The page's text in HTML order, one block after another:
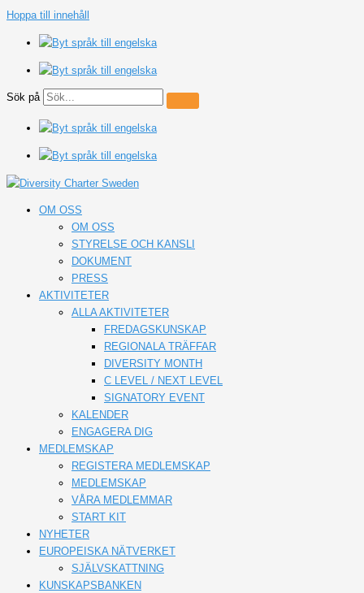
Hoppa till innehåll
Sök på
OM OSS
OM OSS
STYRELSE OCH KANSLI
DOKUMENT
PRESS
AKTIVITETER
ALLA AKTIVITETER
FREDAGSKUNSKAP
REGIONALA TRÄFFAR
DIVERSITY MONTH
C LEVEL / NEXT LEVEL
SIGNATORY EVENT
KALENDER
ENGAGERA DIG
MEDLEMSKAP
REGISTERA MEDLEMSKAP
MEDLEMSKAP
VÅRA MEDLEMMAR
START KIT
NYHETER
EUROPEISKA NÄTVERKET
SJÄLVSKATTNING
KUNSKAPSBANKEN